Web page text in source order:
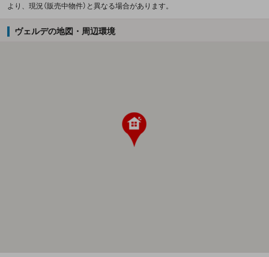
より、現況（販売中物件）と異なる場合があります。
ヴェルデの地図・周辺環境